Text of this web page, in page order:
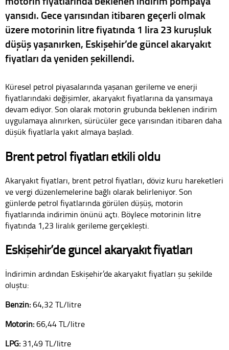
yansıdı. Gece yarısından itibaren geçerli olmak
üzere motorinin litre fiyatında 1 lira 23 kuruşluk
düşüş yaşanırken, Eskişehir’de güncel akaryakıt
fiyatları da yeniden şekillendi.
Küresel petrol piyasalarında yaşanan gerileme ve enerji
fiyatlarındaki değişimler, akaryakıt fiyatlarına da yansımaya
devam ediyor. Son olarak motorin grubunda beklenen indirim
uygulamaya alınırken, sürücüler gece yarısından itibaren daha
düşük fiyatlarla yakıt almaya başladı.
Brent petrol fiyatları etkili oldu
Akaryakıt fiyatları, brent petrol fiyatları, döviz kuru hareketleri
ve vergi düzenlemelerine bağlı olarak belirleniyor. Son
günlerde petrol fiyatlarında görülen düşüş, motorin
fiyatlarında indirimin önünü açtı. Böylece motorinin litre
fiyatında 1,23 liralık gerileme gerçekleşti.
Eskişehir’de güncel akaryakıt fiyatları
İndirimin ardından Eskişehir’de akaryakıt fiyatları şu şekilde
oluştu:
Benzin:64,32 TL/litre
Motorin:66,44 TL/litre
LPG: 31,49 TL/litre